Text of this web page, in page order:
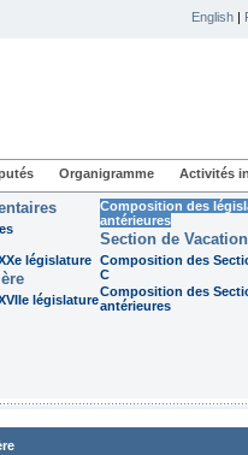
English |
Organigramme Activités
législature
législature
Composition des
antérieures
Section de Vacation
Composition des
C
Composition des
antérieures